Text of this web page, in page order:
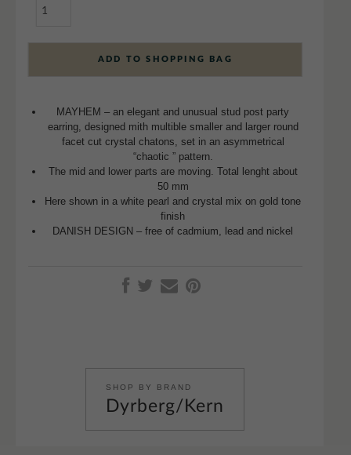
ADD TO SHOPPING BAG
MAYHEM – an elegant and unusual stud post party
earring, designed mith multible smaller and larger round
facet cut crystal chatons, set in an asymmetrical
“chaotic ” pattern.
The mid and lower parts are moving. Total lenght about
50 mm
Here shown in a white pearl and crystal mix on gold tone
finish
DANISH DESIGN – free of cadmium, lead and nickel
SHOP BY BRAND
Dyrberg/Kern